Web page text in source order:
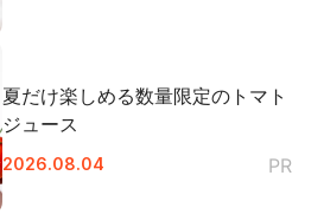
夏だけ楽しめる数量限定のトマト
ジュース
2026.08.04 PR